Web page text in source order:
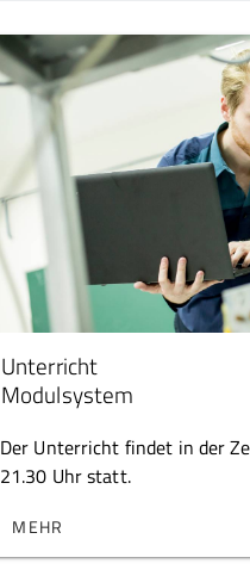
Unterricht
Modulsystem
Der Unterricht findet in der
21.30 Uhr statt.
MEHR